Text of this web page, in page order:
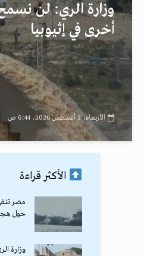
وزارة الري: لن
أخرى في إثيوبيا
الأربعاء، 5 أغسطس 2026، 6:44 ص
الأكثر قراءة
مصر
حول
وزارة